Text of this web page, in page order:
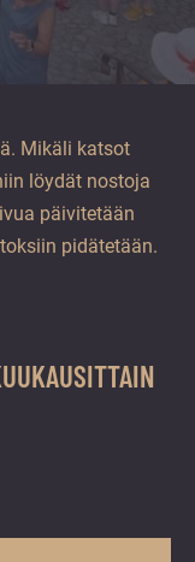
Mikäli katsot
löydät nostoja
päivitetään
pidätetään.